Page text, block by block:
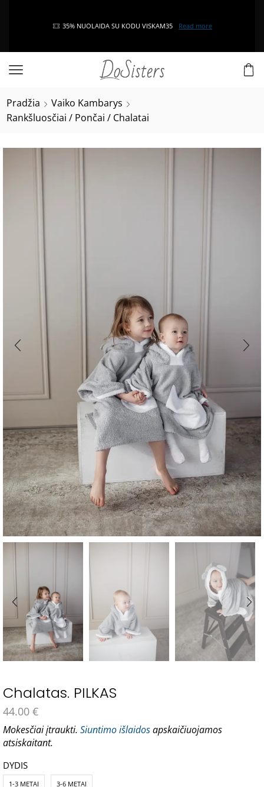
35% NUOLAIDA SU KODU VISKAM35 Read more
Pradžia
Vaiko Kambarys
Rankšluosčiai / Pončai / Chalatai
Chalatas. PILKAS
44.00 €
Mokesčiai įtraukti. Siuntimo išlaidosapskaičiuojamos
atsiskaitant.
DYDIS
1-3 METAI 3-6 METAI